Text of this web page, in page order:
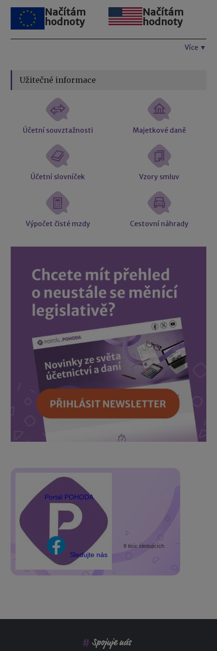
Načítám
hodnoty
Načítám
hodnoty
Více ▼
Užitečné informace
Účetní souvztažnosti Majetkové daně
Účetní slovníček Vzory smluv
Výpočet čisté mzdy Cestovní náhrady
Portál POHODA
Sledujte nás
8 tisíc sledujících